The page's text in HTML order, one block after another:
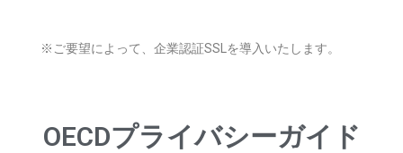
※ご要望によって、企業認証SSLを導入いたします。
OECDプライバシーガイド